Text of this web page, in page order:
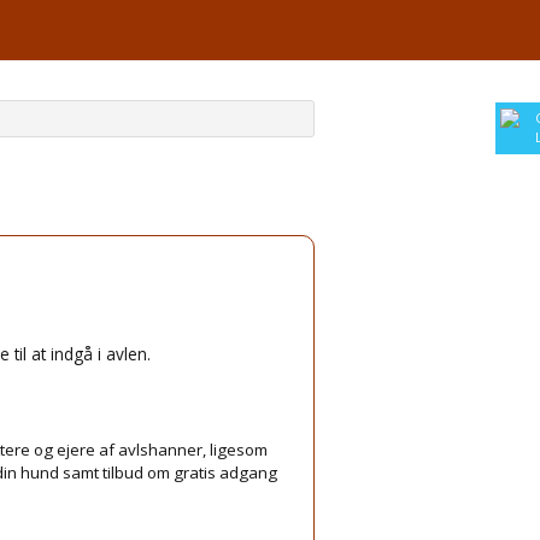
til at indgå i avlen.
og ejere af avlshanner, ligesom
hund samt tilbud om gratis adgang